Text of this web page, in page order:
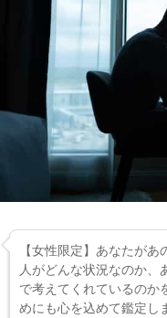
【女性限定】あなたが
人がどんな状況なのか
で考えてくれているのか
めにも心を込めて鑑定し